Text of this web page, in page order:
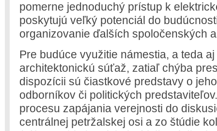
pomerne jednoduchý prístup k
poskytujú veľký potenciál do
organizovanie ďalších spoločenských
Pre budúce využitie námestia, a teda
architektonickú súťaž, zatiaľ chýba
dispozícii sú čiastkové predstavy o
odborníkov či politických
procesu zapájania verejnosti do
centrálnej petržalskej osi a zo štúdie